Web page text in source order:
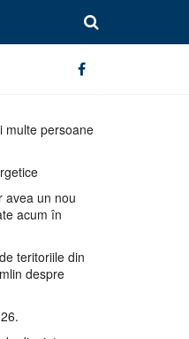
multe persoane
avea un nou
acum în
teritoriile din
despre